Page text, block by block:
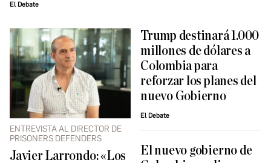
El Debate
ENTREVISTA AL DIRECTOR DE
PRISONERS DEFENDERS
Javier Larrondo: «Los
Trump destinará 1.000
millones de dólares a
Colombia para
reforzar los planes del
nuevo Gobierno
El Debate
El nuevo gobierno de